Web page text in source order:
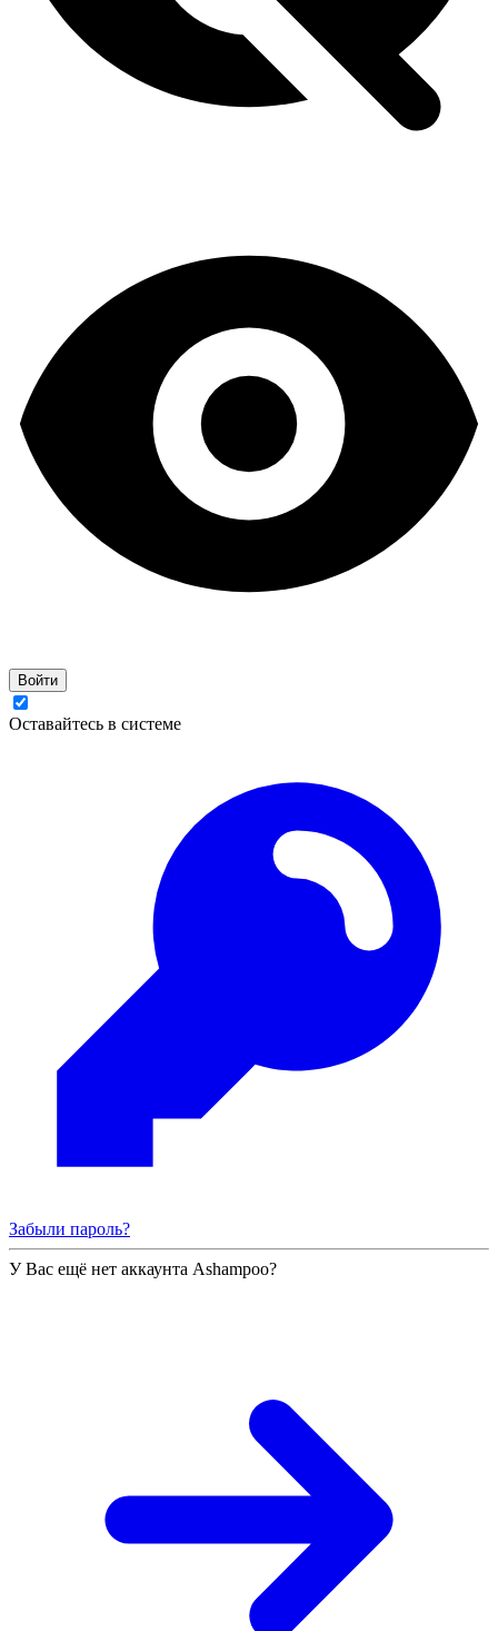
Войти
Оставайтесь в системе
Забыли пароль?
У Вас ещё нет аккаунта Ashampoo?